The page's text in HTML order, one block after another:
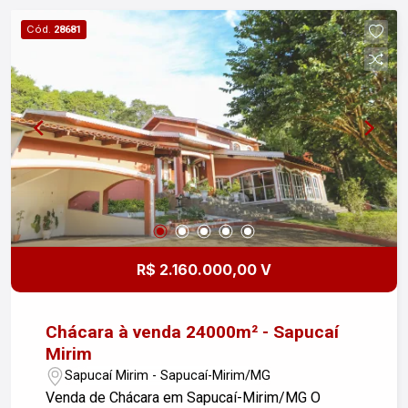
Cód. 28681
R$ 2.160.000,00 V
Chácara à venda 24000m² - Sapucaí
Mirim
Sapucaí Mirim - Sapucaí-Mirim/MG
Venda de Chácara em Sapucaí-Mirim/MG O